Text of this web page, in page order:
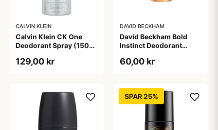
CALVIN KLEIN
Calvin Klein CK One
Deodorant Spray (150
129,00 kr
DAVID BECKHAM
David Beckham Bold
Instinct Deodorant
60,00 kr
SPAR 25%